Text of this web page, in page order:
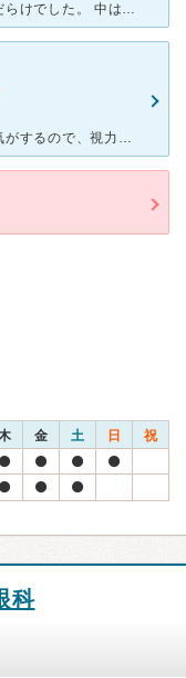
久々に眼医者にいったらビックリすることだらけでした。 中は綺麗にされておりすごく気持ちが良い状態で挑めました。 驚かされたのは検査の種類で事細かくあってビックリしました。 その分、時間がかかって
コンタクトの見え方が合わなくなってきた気がするので、視力測定と検診も兼ねて初めて来院しました。 外観も内装もとても豪華で、ホテルみたいでした。 土日も診療を行っているので、平日仕事のある方でも通い
金 土 日 祝
科